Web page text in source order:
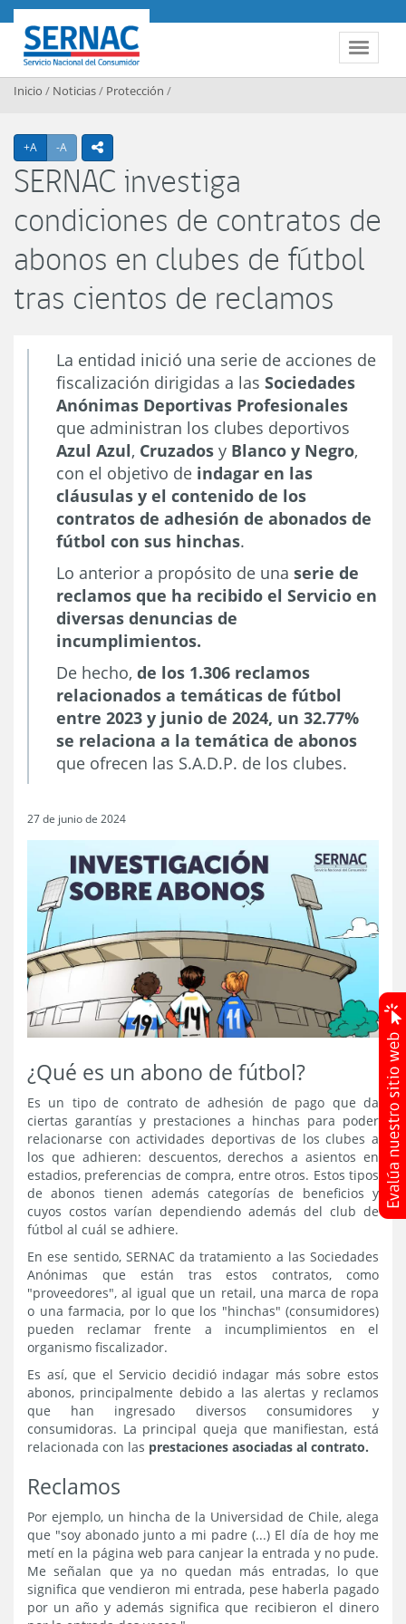
Contenido principal
Toggle
SERNAC
Inicio / Noticias/ Protección /
+A Agrandar texto
-A Achicar textoicono compartir
SERNAC investiga
condiciones de contratos de
abonos en clubes de fútbol
tras cientos de reclamos
La entidad inició una serie de acciones de
fiscalización dirigidas a las Sociedades
Anónimas Deportivas Profesionales
que administran los clubes deportivos
Azul Azul, Cruzados y Blanco y Negro,
con el objetivo de indagar en las
cláusulas y el contenido de los
contratos de adhesión de abonados de
fútbol con sus hinchas.
Lo anterior a propósito de una serie de
reclamos que ha recibido el Servicio en
diversas denuncias de
incumplimientos.
De hecho, de los 1.306 reclamos
relacionados a temáticas de fútbol
entre 2023 y junio de 2024, un 32.77%
se relaciona a la temática de abonos
que ofrecen las S.A.D.P. de los clubes.
27 de junio de 2024
¿Qué es un abono de fútbol?
Es un tipo de contrato de adhesión de pago que da
ciertas garantías y prestaciones a hinchas para poder
relacionarse con actividades deportivas de los clubes a
los que adhieren: descuentos, derechos a asientos en
estadios, preferencias de compra, entre otros. Estos tipos
de abonos tienen además categorías de beneficios y
cuyos costos varían dependiendo además del club de
fútbol al cuál se adhiere.
En ese sentido, SERNAC da tratamiento a las Sociedades
Anónimas que están tras estos contratos, como
"proveedores", al igual que un retail, una marca de ropa
o una farmacia, por lo que los "hinchas" (consumidores)
pueden reclamar frente a incumplimientos en el
organismo fiscalizador.
Es así, que el Servicio decidió indagar más sobre estos
abonos, principalmente debido a las alertas y reclamos
que han ingresado diversos consumidores y
consumidoras. La principal queja que manifiestan, está
relacionada con las prestaciones asociadas al contrato.
Reclamos
Por ejemplo, un hincha de la Universidad de Chile, alega
que "soy abonado junto a mi padre (...) El día de hoy me
metí en la página web para canjear la entrada y no pude.
Me señalan que ya no quedan más entradas, lo que
significa que vendieron mi entrada, pese haberla pagado
por un año y además significa que recibieron el dinero